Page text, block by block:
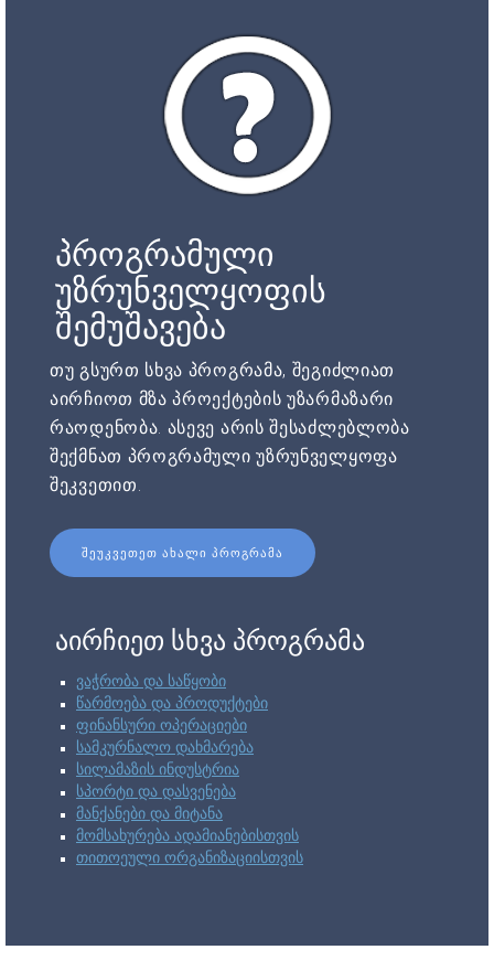
პროგრამული
უზრუნველყოფის
შემუშავება
თუ გსურთ სხვა პროგრამა, შეგიძლიათ
აირჩიოთ მზა პროექტების უზარმაზარი
რაოდენობა. ასევე არის შესაძლებლობა
შექმნათ პროგრამული უზრუნველყოფა
შეკვეთით.
ᲨᲔᲣᲙᲕᲔᲗᲔᲗ ᲐᲮᲐᲚᲘ ᲞᲠᲝᲒᲠᲐᲛᲐ
აირჩიეთ სხვა პროგრამა
ვაჭრობა და საწყობი
წარმოება და პროდუქტები
ფინანსური ოპერაციები
სამკურნალო დახმარება
სილამაზის ინდუსტრია
სპორტი და დასვენება
მანქანები და მიტანა
მომსახურება ადამიანებისთვის
თითოეული ორგანიზაციისთვის